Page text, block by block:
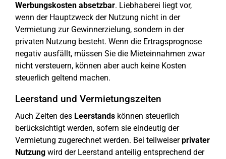
Werbungskosten absetzbar. Liebhaberei liegt vor,
wenn der Hauptzweck der Nutzung nicht in der
Vermietung zur Gewinnerzielung, sondern in der
privaten Nutzung besteht. Wenn die Ertragsprognose
negativ ausfällt, müssen Sie die Mieteinnahmen zwar
nicht versteuern, können aber auch keine Kosten
steuerlich geltend machen.
Leerstand und Vermietungszeiten
Auch Zeiten des Leerstands können steuerlich
berücksichtigt werden, sofern sie eindeutig der
Vermietung zugerechnet werden. Bei teilweiserprivater
Nutzung wird der Leerstand anteilig entsprechend der